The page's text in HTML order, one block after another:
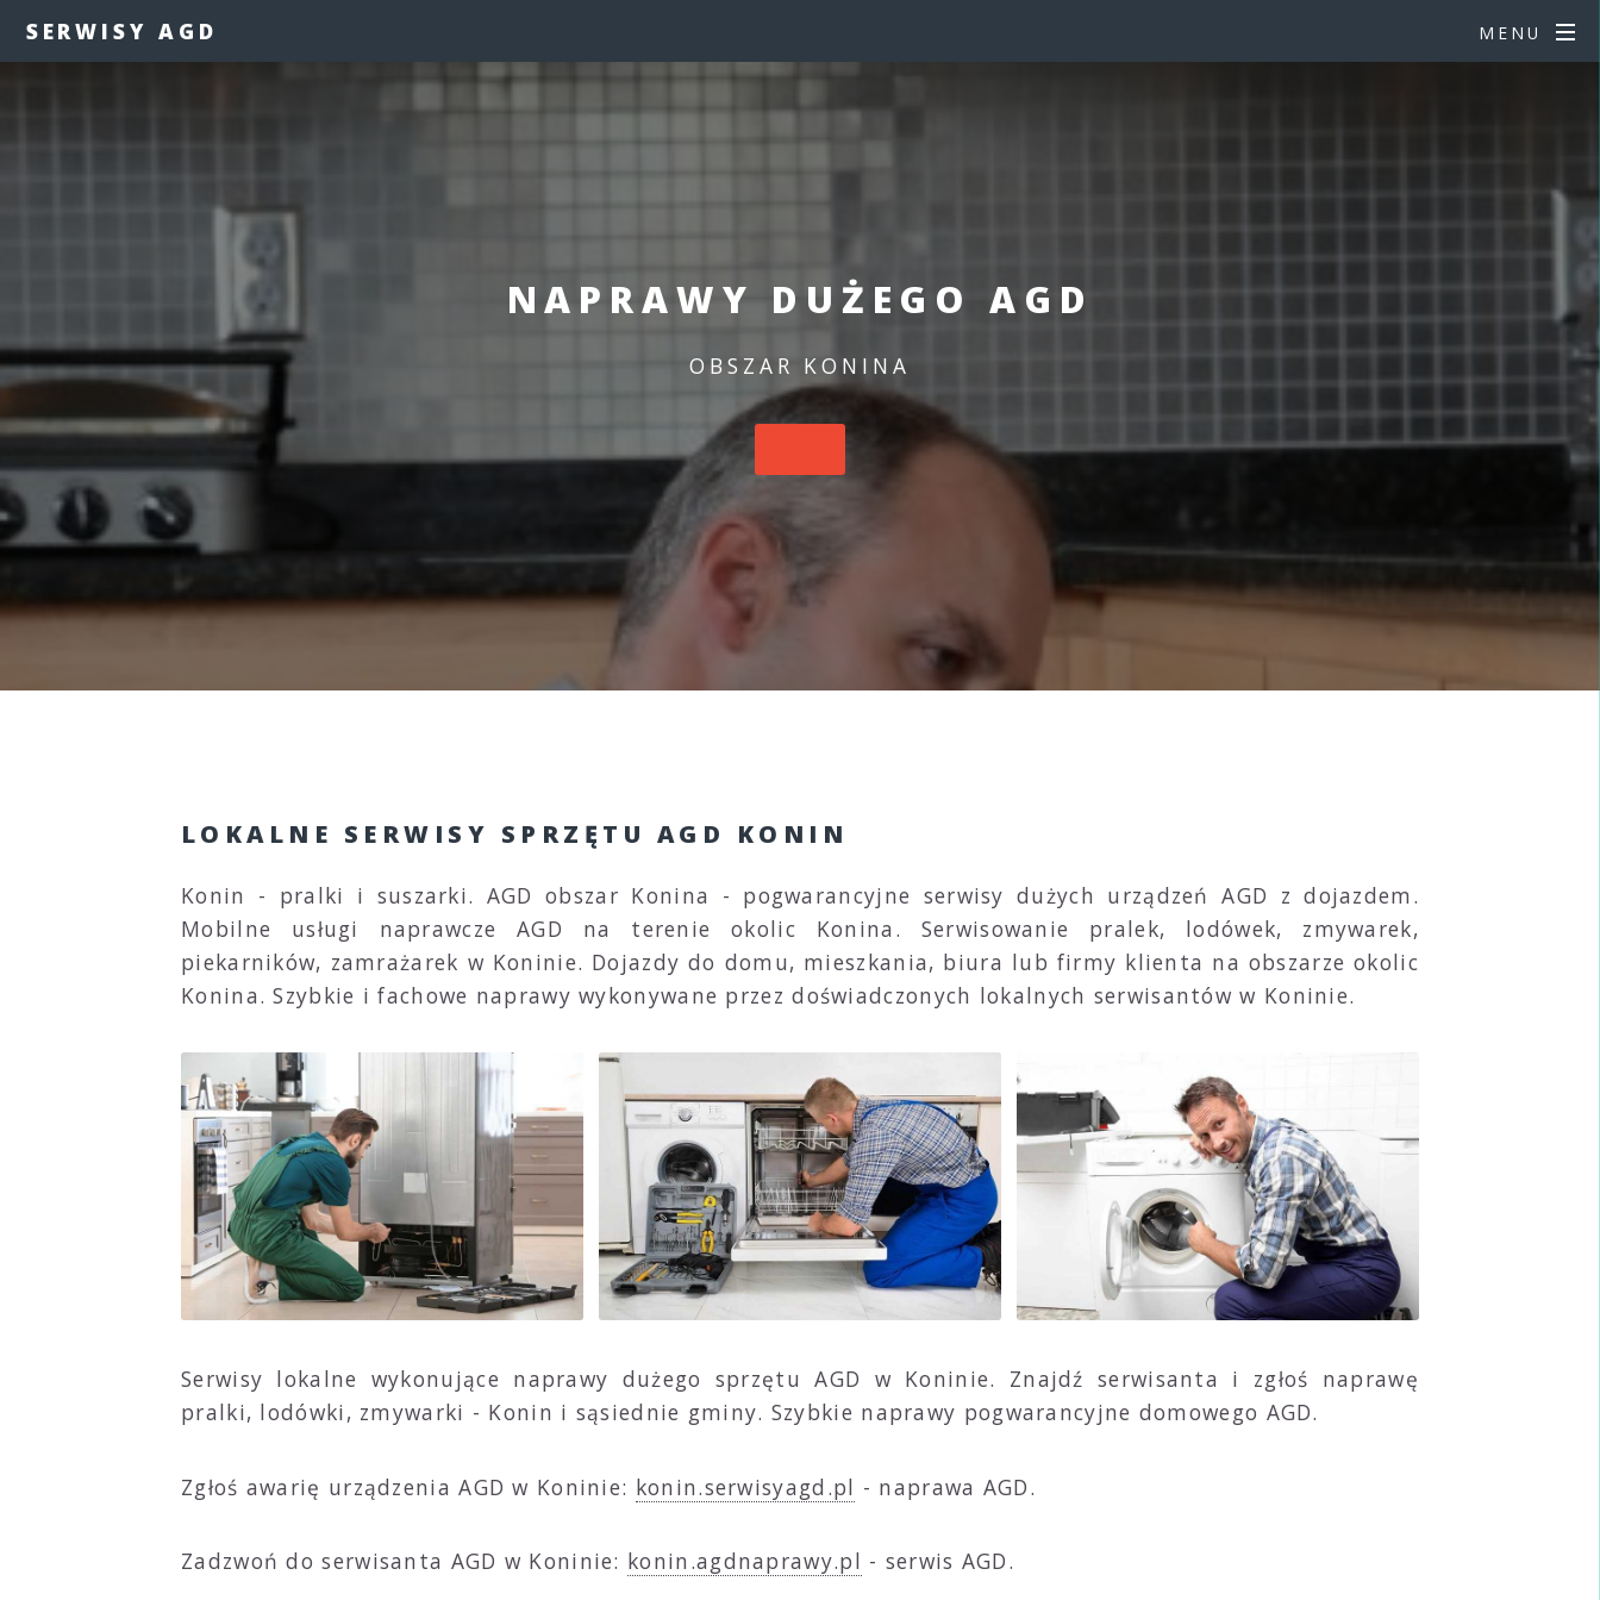
SERWISY AGD MENU
NAPRAWY DUŻEGO AGD
OBSZAR KONINA
LOKALNE SERWISY SPRZĘTU AGD KONIN
Konin - pralki i suszarki. AGD obszar Konina - pogwarancyjne serwisy dużych urządzeń AGD z dojazdem.
Mobilne usługi naprawcze AGD na terenie okolic Konina. Serwisowanie pralek, lodówek, zmywarek,
piekarników, zamrażarek w Koninie. Dojazdy do domu, mieszkania, biura lub firmy klienta na obszarze okolic
Konina. Szybkie i fachowe naprawy wykonywane przez doświadczonych lokalnych serwisantów w Koninie.
Serwisy lokalne wykonujące naprawy dużego sprzętu AGD w Koninie. Znajdź serwisanta i zgłoś naprawę
pralki, lodówki, zmywarki - Konin i sąsiednie gminy. Szybkie naprawy pogwarancyjne domowego AGD.
Zgłoś awarię urządzenia AGD w Koninie: konin.serwisyagd.pl - naprawa AGD.
Zadzwoń do serwisanta AGD w Koninie: konin.agdnaprawy.pl - serwis AGD.